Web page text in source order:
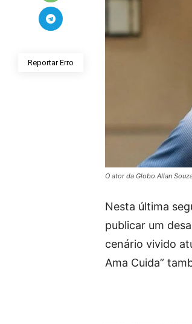
Reportar Erro
O ator da Globo Allan
Nesta última
publicar um
cenário vivido
Ama Cuida”